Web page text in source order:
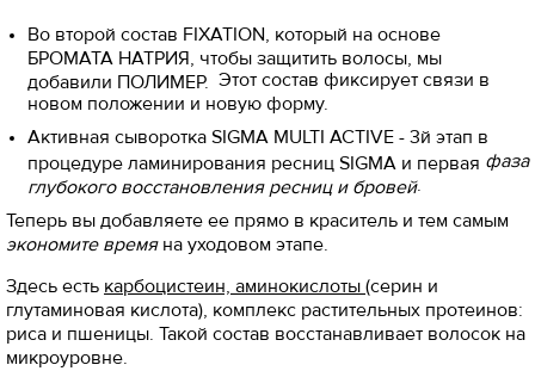
Во второй состав FIXATION, который на основе
БРОМАТА НАТРИЯ, чтобы защитить волосы, мы
добавили ПОЛИМЕР. Этот состав фиксирует связи в
новом положении и новую форму.
Активная сыворотка SIGMA MULTI ACTIVE - 3й этап в
процедуре ламинирования ресниц SIGMA и первая фаза
глубокого восстановления ресниц и бровей.
Теперь вы добавляете ее прямо в краситель и тем самым
экономите времяна уходовом этапе.
Здесь есть карбоцистеин, аминокислоты (серин и
глутаминовая кислота), комплекс растительных протеинов:
риса и пшеницы. Такой состав восстанавливает волосок на
микроуровне.